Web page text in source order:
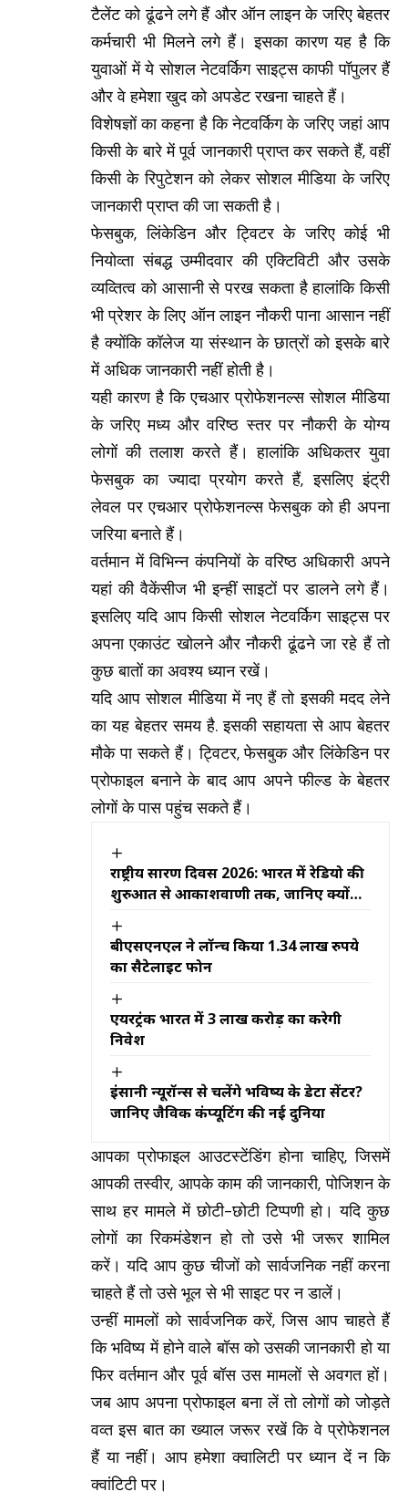
टैलेंट को ढूंढने लगे हैं और ऑन लाइन के जरिए बेहतर
कर्मचारी भी मिलने लगे हैं। इसका कारण यह है कि
युवाओं में ये सोशल नेटवर्किग साइट्स काफी पॉपुलर हैं
और वे हमेशा खुद को अपडेट रखना चाहते हैं।
विशेषज्ञों का कहना है कि नेटवर्किग के जरिए जहां आप
किसी के बारे में पूर्व जानकारी प्राप्त कर सकते हैं, वहीं
किसी के रिपुटेशन को लेकर सोशल मीडिया के जरिए
जानकारी प्राप्त की जा सकती है।
फेसबुक, लिंकेडिन और ट्विटर के जरिए कोई भी
नियोव्ता संबद्ध उम्मीदवार की एक्टिविटी और उसके
व्यव्तित्व को आसानी से परख सकता है हालांकि किसी
भी प्रेशर के लिए ऑन लाइन नौकरी पाना आसान नहीं
है क्योंकि कॉलेज या संस्थान के छात्रों को इसके बारे
में अधिक जानकारी नहीं होती है।
यही कारण है कि एचआर प्रोफेशनल्स सोशल मीडिया
के जरिए मध्य और वरिष्ठ स्तर पर नौकरी के योग्य
लोगों की तलाश करते हैं। हालांकि अधिकतर युवा
फेसबुक का ज्यादा प्रयोग करते हैं, इसलिए इंट्री
लेवल पर एचआर प्रोफेशनल्स फेसबुक को ही अपना
जरिया बनाते हैं।
वर्तमान में विभिन्न कंपनियों के वरिष्ठ अधिकारी अपने
यहां की वैकेंसीज भी इन्हीं साइटों पर डालने लगे हैं।
इसलिए यदि आप किसी सोशल नेटवर्किग साइट्स पर
अपना एकाउंट खोलने और नौकरी ढूंढने जा रहे हैं तो
कुछ बातों का अवश्य ध्यान रखें।
यदि आप सोशल मीडिया में नए हैं तो इसकी मदद लेने
का यह बेहतर समय है. इसकी सहायता से आप बेहतर
मौके पा सकते हैं। ट्विटर, फेसबुक और लिंकेडिन पर
प्रोफाइल बनाने के बाद आप अपने फील्ड के बेहतर
लोगों के पास पहुंच सकते हैं।
राष्ट्रीय प्रसारण दिवस 2026: भारत में रेडियो की
शुरुआत से आकाशवाणी तक, जानिए क्यों
बीएसएनएल ने लॉन्च किया 1.34 लाख रुपये
का सैटेलाइट फोन
एयरट्रंक भारत में 3 लाख करोड़ का करेगी
निवेश
इंसानी न्यूरॉन्स से चलेंगे भविष्य के डेटा सेंटर?
जानिए जैविक कंप्यूटिंग की नई दुनिया
आपका प्रोफाइल आउटस्टेंडिंग होना चाहिए, जिसमें
आपकी तस्वीर, आपके काम की जानकारी, पोजिशन के
साथ हर मामले में छोटी-छोटी टिप्पणी हो। यदि कुछ
लोगों का रिकमंडेशन हो तो उसे भी जरूर शामिल
करें। यदि आप कुछ चीजों को सार्वजनिक नहीं करना
चाहते हैं तो उसे भूल से भी साइट पर न डालें।
उन्हीं मामलों को सार्वजनिक करें, जिस आप चाहते हैं
कि भविष्य में होने वाले बॉस को उसकी जानकारी हो या
फिर वर्तमान और पूर्व बॉस उस मामलों से अवगत हों।
जब आप अपना प्रोफाइल बना लें तो लोगों को जोड़ते
वव्त इस बात का ख्याल जरूर रखें कि वे प्रोफेशनल
हैं या नहीं। आप हमेशा क्वालिटी पर ध्यान दें न कि
क्वांटिटी पर।